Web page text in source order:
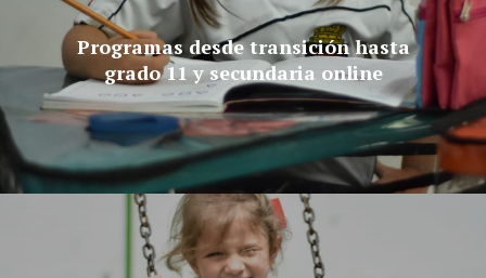
Programas desde transición hasta
grado 11 y secundaria online